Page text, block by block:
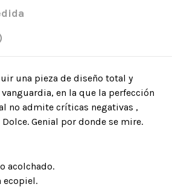
una pieza de diseño total y
en la que la perfección
no admite críticas negativas ,
Genial por donde se mire.
acolchado.
ecopiel.